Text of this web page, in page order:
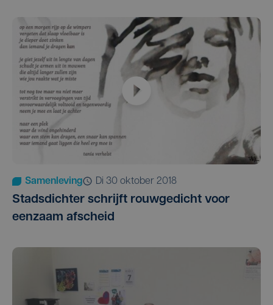
Samenleving di 30 oktober 2018
Stadsdichter schrijft rouwgedicht voor
eenzaam afscheid